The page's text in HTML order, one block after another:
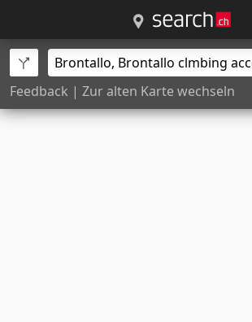
Feedback | Zur alten Karte wechseln